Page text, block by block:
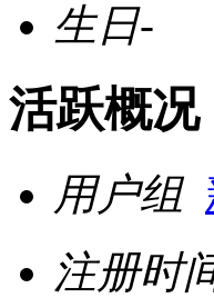
生日-
活跃概况
用户组
注册时